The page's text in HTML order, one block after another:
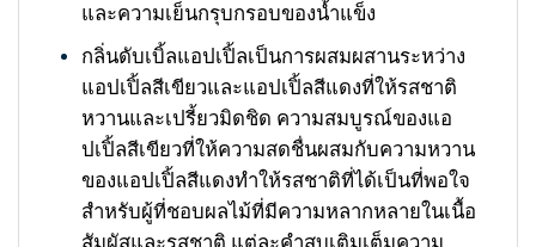
และความเย็นกรุบกรอบของน้ำแข็ง
กลิ่นดับเบิ้ลแอปเปิ้ลเป็นการผสมผสานระหว่าง
แอปเปิ้ลสีเขียวและแอปเปิ้ลสีแดงที่ให้รสชาติ
หวานและเปรี้ยวมิดชิด ความสมบูรณ์ของแอ
ปเปิ้ลสีเขียวที่ให้ความสดชื่นผสมกับความหวาน
ของแอปเปิ้ลสีแดงทำให้รสชาติที่ได้เป็นที่พอใจ
สำหรับผู้ที่ชอบผลไม้ที่มีความหลากหลายในเนื้อ